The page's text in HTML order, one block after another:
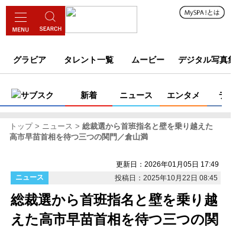
グラビア タレント一覧 ムービー デジタル写真集
サブスク 新着 ニュース エンタメ ライフ
トップ ニュース
総裁選から首班指名と壁を乗り越えた
高市早苗首相を待つ三つの関門／倉山満
更新日：2026年01月05日 17:49
ニュース
投稿日：2025年10月22日 08:45
総裁選から首班指名と壁を乗り越
えた高市早苗首相を待つ三つの関